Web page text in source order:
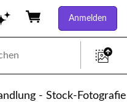
Anmelden
- Stock-Fotografie